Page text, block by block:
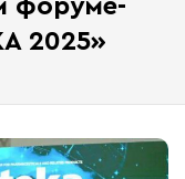
форуме-
2025»